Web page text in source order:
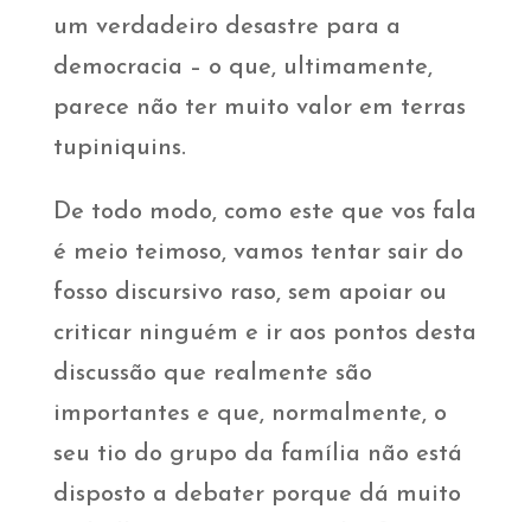
um verdadeiro desastre para a
democracia – o que, ultimamente,
parece não ter muito valor em terras
tupiniquins.
De todo modo, como este que vos fala
é meio teimoso, vamos tentar sair do
fosso discursivo raso, sem apoiar ou
criticar ninguém e ir aos pontos desta
discussão que realmente são
importantes e que, normalmente, o
seu tio do grupo da família não está
disposto a debater porque dá muito